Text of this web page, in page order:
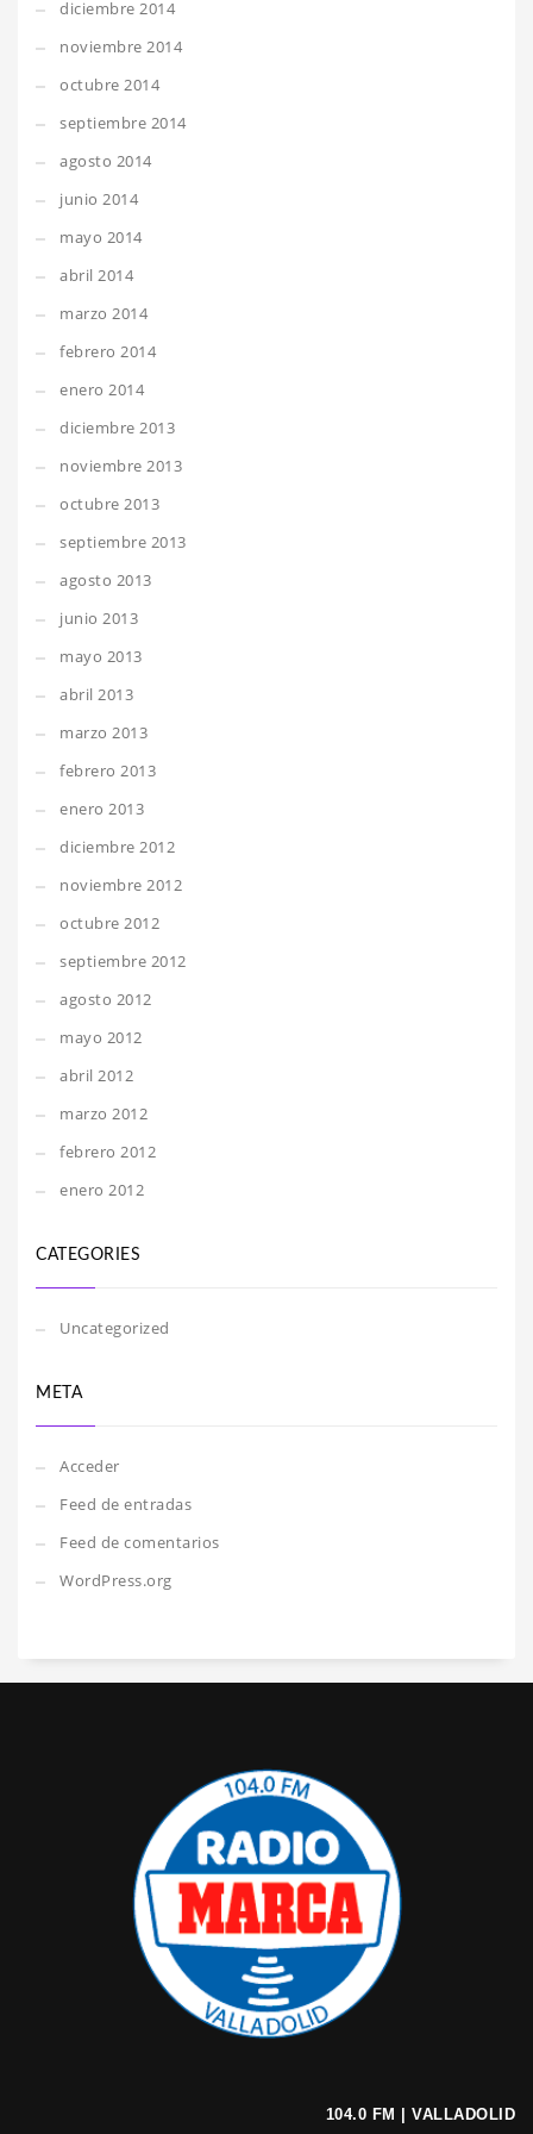
diciembre 2014
noviembre 2014
octubre 2014
septiembre 2014
agosto 2014
junio 2014
mayo 2014
abril 2014
marzo 2014
febrero 2014
enero 2014
diciembre 2013
noviembre 2013
octubre 2013
septiembre 2013
agosto 2013
junio 2013
mayo 2013
abril 2013
marzo 2013
febrero 2013
enero 2013
diciembre 2012
noviembre 2012
octubre 2012
septiembre 2012
agosto 2012
mayo 2012
abril 2012
marzo 2012
febrero 2012
enero 2012
CATEGORIES
Uncategorized
META
Acceder
Feed de entradas
Feed de comentarios
WordPress.org
104.0 FM | VALLADOLID